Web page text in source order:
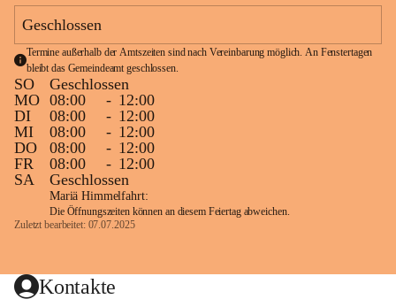
1 Seite•0,1 MB
Geschlossen
Termine außerhalb der Amtszeiten sind nach Vereinbarung möglich. An Fenstertagen
bleibt das Gemeindeamt geschlossen.
SO
Geschlossen
MO 08:00 - 12:00
DI
08:00 - 12:00
MI
08:00 - 12:00
DO
08:00 - 12:00
FR
08:00 - 12:00
SA
Geschlossen
Mariä Himmelfahrt:
Die Öffnungszeiten können an diesem Feiertag abweichen.
Zuletzt bearbeitet: 07.07.2025
Kontakte